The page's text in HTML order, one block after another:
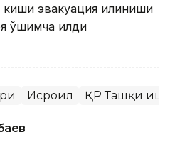
эвакуация қилиниши
қўшимча қилди
Исроил ҚР Ташқи